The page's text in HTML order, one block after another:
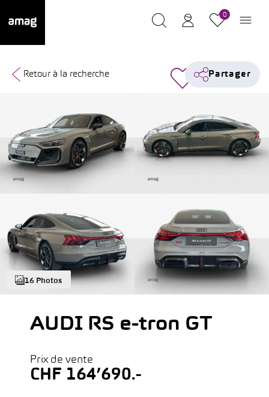
0
16 Photos
Retour à la recherche Partager
AUDI RS e-tron GT
Prix de vente
CHF 164’690.-